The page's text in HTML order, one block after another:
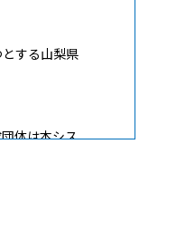
する山梨県
体は本シス
約に同意する
なします。